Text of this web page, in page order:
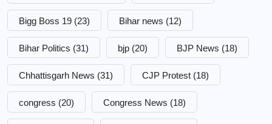
Bigg Boss 19 (23) Bihar news (12)
Bihar Politics (31) bjp (20) BJP News (18)
Chhattisgarh News (31) CJP Protest (18)
congress (20) Congress News (18)